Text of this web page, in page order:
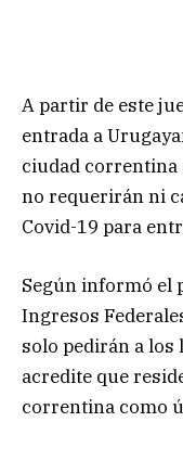
A partir de este
entrada a
ciudad correntina
no requerirán ni
Covid-19 para
Según informó el
Ingresos
solo pedirán a
acredite que
correntina como